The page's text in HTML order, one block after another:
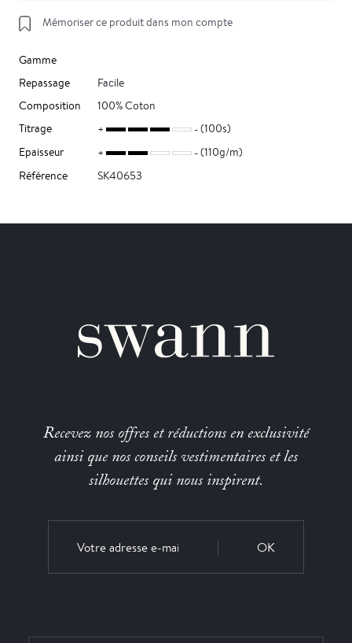
Mémoriser ce produit dans mon compte
Gamme
Repassage
Facile
Composition
100% Coton
Titrage
(100s)
Epaisseur
(110g/m)
Référence
SK40653
Recevez nos offres et réductions en exclusivité
ainsi que nos conseils vestimentaires et les
silhouettes qui nous inspirent.
OK